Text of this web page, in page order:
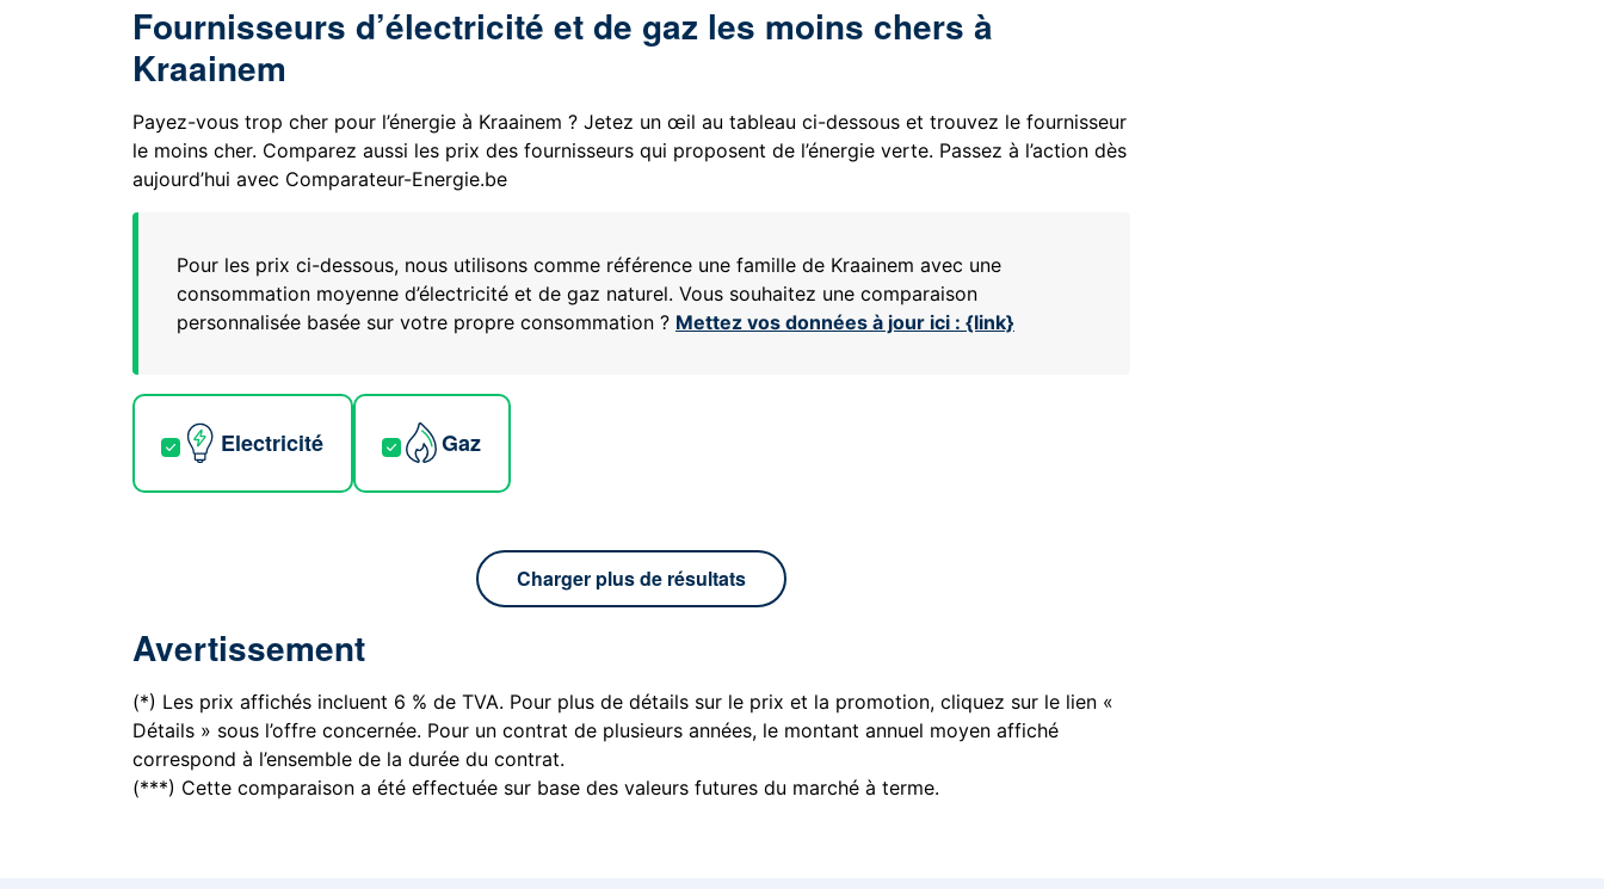
Fournisseurs d’électricité et de gaz les moins chers à
Kraainem
Payez-vous trop cher pour l’énergie à Kraainem ? Jetez un œil au tableau ci-dessous et trouvez le fournisseur
le moins cher. Comparez aussi les prix des fournisseurs qui proposent de l’énergie verte. Passez à l’action dès
aujourd’hui avec Comparateur-Energie.be
Pour les prix ci-dessous, nous utilisons comme référence une famille de Kraainem avec une
consommation moyenne d’électricité et de gaz naturel. Vous souhaitez une comparaison
personnalisée basée sur votre propre consommation ? Mettez vos données à jour ici : {link}
Electricité Gaz
Charger plus de résultats
Avertissement
(*) Les prix affichés incluent 6 % de TVA. Pour plus de détails sur le prix et la promotion, cliquez sur le lien «
Détails » sous l’offre concernée. Pour un contrat de plusieurs années, le montant annuel moyen affiché
correspond à l’ensemble de la durée du contrat.
(***) Cette comparaison a été effectuée sur base des valeurs futures du marché à terme.